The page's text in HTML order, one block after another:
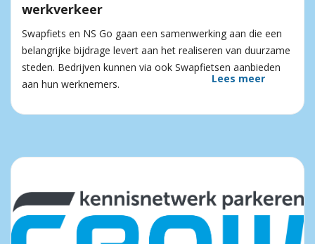
werkverkeer
Swapfiets en NS Go gaan een samenwerking aan die een
belangrijke bijdrage levert aan het realiseren van duurzame
steden. Bedrijven kunnen via ook Swapfietsen aanbieden
aan hun werknemers.
Lees meer